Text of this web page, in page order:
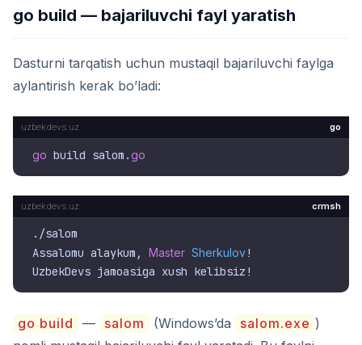
go build — bajariluvchi fayl yaratish
Dasturni tarqatish uchun mustaqil bajariluvchi faylga
aylantirish kerak bo’ladi:
go
go build salom.go
crmsh
./salom
Assalomu alaykum, Master Sherkulov!
go build — salom (Windows’da salom.exe )